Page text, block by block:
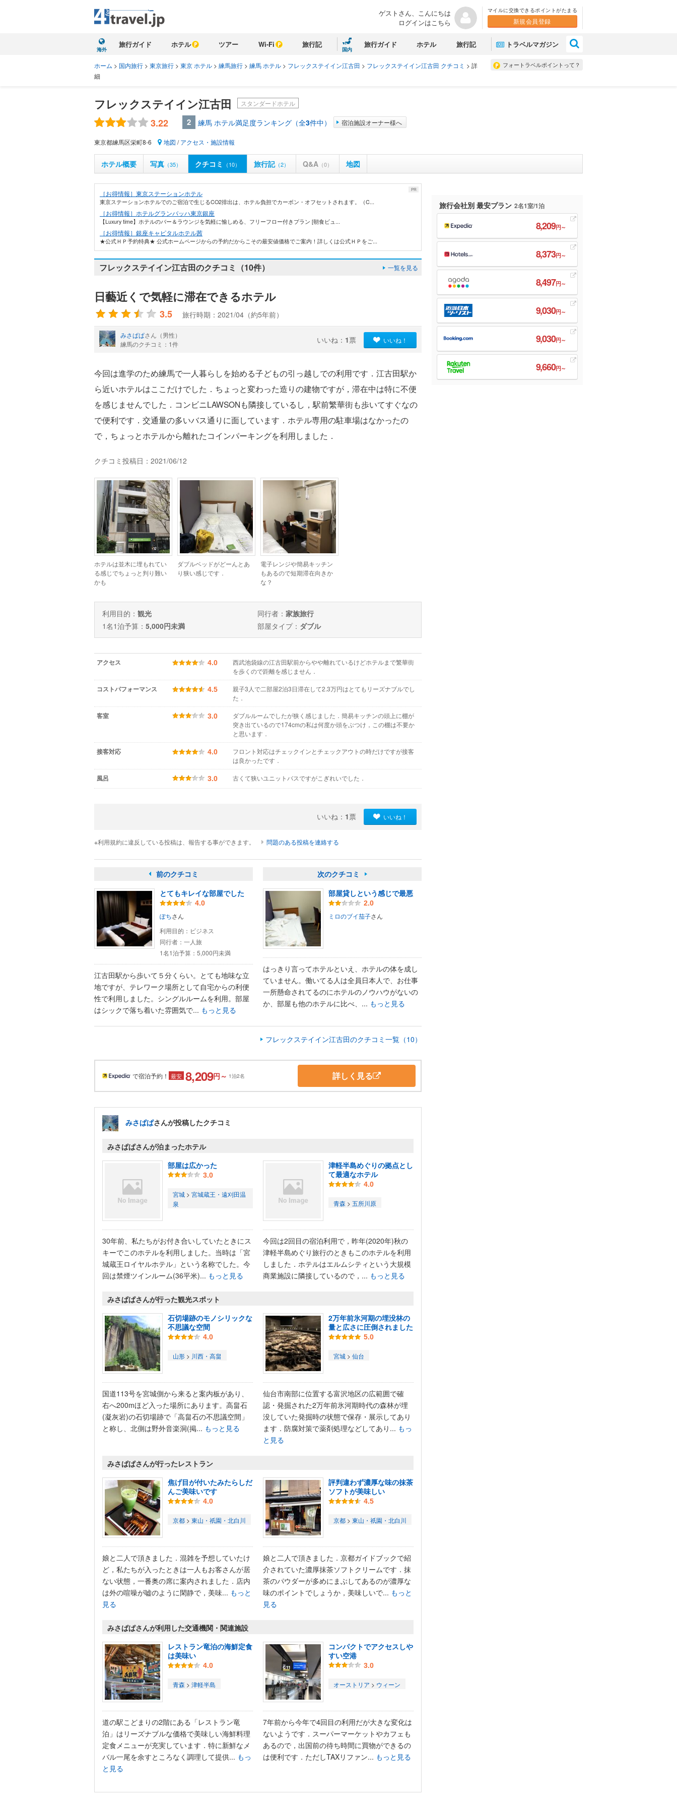
ゲストさん、こんにちは
ログインはこちら
マイルに交換できるポイントがたまる
新規会員登録
海外
旅行ガイド ホテル ツアー Wi-Fi 旅行記
国内
旅行ガイド ホテル 旅行記 トラベルマガジン
フォートラベルポイントって？
ホーム > 国内旅行 > 東京旅行 > 東京 ホテル > 練馬旅行 > 練馬 ホテル > フレックステイイン江古田 > フレックステイイン江古田 クチコミ > 詳
細
フレックステイイン江古田 スタンダードホテル
3.22 2 練馬 ホテル満足度ランキング（全3件中） 宿泊施設オーナー様へ
東京都練馬区栄町8-6 地図 /アクセス・施設情報
ホテル概要 写真 （35） クチコミ （10） 旅行記（2） Q&A （0） 地図
PR
［お得情報］東京ステーションホテル
東京ステーションホテルでのご宿泊で生じるCO2排出は、ホテル負担でカーボン・オフセットされます。（C...
［お得情報］ホテルグランバッハ東京銀座
【Luxury time】ホテルのバー＆ラウンジを気軽に愉しめる、フリーフロー付きプラン [朝食ビュ...
［お得情報］銀座キャピタルホテル茜
★公式ＨＰ予約特典★ 公式ホームページからの予約だからこその最安値価格でご案内！詳しくは公式ＨＰをご...
フレックステイイン江古田のクチコミ（10件） 一覧を見る
日藝近くで気軽に滞在できるホテル
3.5 旅行時期：2021/04（約5年前）
みさぱぱさん（男性）
練馬のクチコミ：1件
いいね： 1票 いいね！
今回は進学のため練馬で一人暮らしを始める子どもの引っ越しでの利用です．江古田駅か
ら近いホテルはここだけでした．ちょっと変わった造りの建物ですが，滞在中は特に不便
を感じませんでした．コンビニLAWSONも隣接しているし，駅前繁華街も歩いてすぐなの
で便利です．交通量の多いバス通りに面しています．ホテル専用の駐車場はなかったの
で，ちょっとホテルから離れたコインパーキングを利用しました．
クチコミ投稿日：2021/06/12
ホテルは並木に埋もれてい
る感じでちょっと判り難い
かも
ダブルベッドがどーんとあ
り狭い感じです．
電子レンジや簡易キッチン
もあるので短期滞在向きか
な？
利用目的： 観光 同行者： 家族旅行
1名1泊予算： 5,000円未満 部屋タイプ： ダブル
アクセス 4.0
西武池袋線の江古田駅前からやや離れているけどホテルまで繁華街
を歩くので距離を感じません．
コストパフォーマンス 4.5
親子3人で二部屋2泊3日滞在して2.3万円はとてもリーズナブルでし
た．
客室 3.0
ダブルルームでしたが狭く感じました．簡易キッチンの頭上に棚が
突き出ているので174cmの私は何度か頭をぶつけ，この棚は不要か
と思います．
接客対応 4.0
フロント対応はチェックインとチェックアウトの時だけですが接客
は良かったです．
風呂 3.0 古くて狭いユニットバスですがこぎれいでした．
いいね： 1票 いいね！
※利用規約に違反している投稿は、報告する事ができます。 問題のある投稿を連絡する
前のクチコミ
とてもキレイな部屋でした
4.0
ぽちさん
利用目的： ビジネス
同行者： 一人旅
1名1泊予算： 5,000円未満
江古田駅から歩いて５分くらい。とても地味な立
地ですが、テレワーク場所として自宅からの利便
性で利用しました。シングルルームを利用。部屋
はシックで落ち着いた雰囲気で... もっと見る
次のクチコミ
部屋貸しという感じで最悪
2.0
ミロのブイ茄子さん
はっきり言ってホテルといえ、ホテルの体を成し
ていません。働いてる人は全員日本人で、お仕事
一所懸命されてるのにホテルのノウハウがないの
か、部屋も他のホテルに比べ、... もっと見る
フレックステイイン江古田のクチコミ一覧（10）
で宿泊予約！ 最安 8,209円～ 1泊2名 詳しく見る
みさぱぱさんが投稿したクチコミ
みさぱぱさんが泊まったホテル
部屋は広かった
3.0
宮城 > 宮城蔵王・遠刈田温
泉
30年前、私たちがお付き合いしていたときにス
キーでこのホテルを利用しました。当時は「宮
城蔵王ロイヤルホテル」という名称でした。今
回は禁煙ツインルーム(36平米)... もっと見る
津軽半島めぐりの拠点とし
て最適なホテル
4.0
青森 > 五所川原
今回は2回目の宿泊利用で，昨年(2020年)秋の
津軽半島めぐり旅行のときもこのホテルを利用
しました．ホテルはエルムシティという大規模
商業施設に隣接しているので，... もっと見る
みさぱぱさんが行った観光スポット
石切場跡のモノシリックな
不思議な空間
4.0
山形 > 川西・高畠
国道113号を宮城側から来ると案内板があり、
右へ200mほど入った場所にあります。高畠石
(凝灰岩)の石切場跡で「高畠石の不思議空間」
と称し、北側は野外音楽洞(掲... もっと見る
2万年前氷河期の埋没林の
量と広さに圧倒されました
5.0
宮城 > 仙台
仙台市南部に位置する富沢地区の広範囲で確
認・発掘された2万年前氷河期時代の森林が埋
没していた発掘時の状態で保存・展示してあり
ます．防腐対策で薬剤処理などしてあり... もっ
と見る
みさぱぱさんが行ったレストラン
焦げ目が付いたみたらしだ
んご美味いです
4.0
京都 > 東山・祇園・北白川
娘と二人で頂きました．混雑を予想していたけ
ど，私たちが入ったときは一人もお客さんが居
ない状態，一番奥の席に案内されました．店内
は外の喧噪が嘘のように閑静で，美味... もっと
見る
評判違わず濃厚な味の抹茶
ソフトが美味しい
4.5
京都 > 東山・祇園・北白川
娘と二人で頂きました．京都ガイドブックで紹
介されていた濃厚抹茶ソフトクリームです．抹
茶のパウダーが多めにまぶしてあるのが濃厚な
味のポイントでしょうか，美味しいで... もっと
見る
みさぱぱさんが利用した交通機関・関連施設
レストラン竜泊の海鮮定食
は美味い
4.0
青森 > 津軽半島
道の駅こどまりの2階にある「レストラン竜
泊」はリーズナブルな価格で美味しい海鮮料理
定食メニューが充実しています．特に新鮮なメ
バル一尾を余すところなく調理して提供... もっ
と見る
コンパクトでアクセスしや
すい空港
3.0
オーストリア > ウィーン
7年前から今年で4回目の利用だが大きな変化は
ないようです．スーパーマーケットやカフェも
あるので，出国前の待ち時間に買物ができるの
は便利です．ただしTAXリファン... もっと見る
旅行会社別 最安プラン 2名1室/1泊
8,209円～
8,373円～
8,497円～
9,030円～
9,030円～
9,660円～